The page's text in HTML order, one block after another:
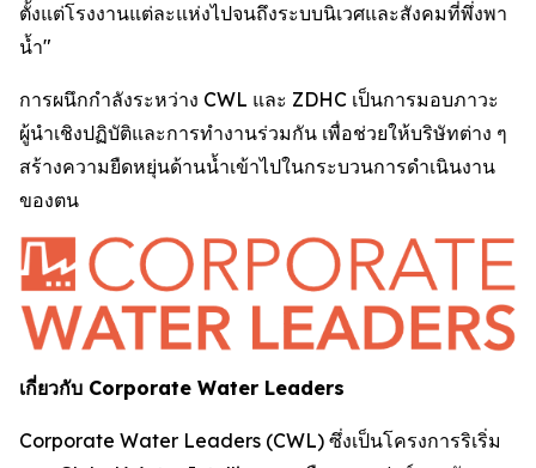
ตั้งแต่โรงงานแต่ละแห่งไปจนถึงระบบนิเวศและสังคมที่พึ่งพา
น้ำ"
การผนึกกำลังระหว่าง CWL และ ZDHC เป็นการมอบภาวะ
ผู้นำเชิงปฏิบัติและการทำงานร่วมกัน เพื่อช่วยให้บริษัทต่าง ๆ
สร้างความยืดหยุ่นด้านน้ำเข้าไปในกระบวนการดำเนินงาน
ของตน
เกี่ยวกับ Corporate Water Leaders
Corporate Water Leaders (CWL) ซึ่งเป็นโครงการริเริ่ม